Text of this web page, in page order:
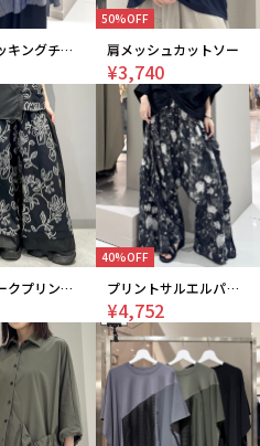
異素材ドッキングチュニック
50%OFF
肩メッシュカットソー
¥3,740
カットワークプリントパンツ
40%OFF
プリントサルエルパンツ
¥4,752